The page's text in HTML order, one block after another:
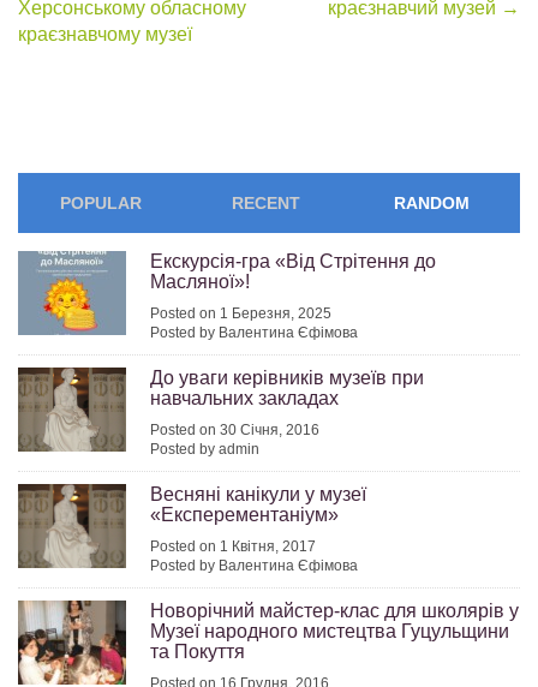
navigation
Херсонському обласному
краєзнавчому музеї
краєзнавчий музей →
POPULAR RECENT RANDOM
Екскурсія-гра «Від Стрітення до
Масляної»!
Posted on 1 Березня, 2025
Posted by Валентина Єфімова
До уваги керівників музеїв при
навчальних закладах
Posted on 30 Січня, 2016
Posted by admin
Весняні канікули у музеї
«Експерементаніум»
Posted on 1 Квітня, 2017
Posted by Валентина Єфімова
Новорічний майстер-клас для школярів у
Музеї народного мистецтва Гуцульщини
та Покуття